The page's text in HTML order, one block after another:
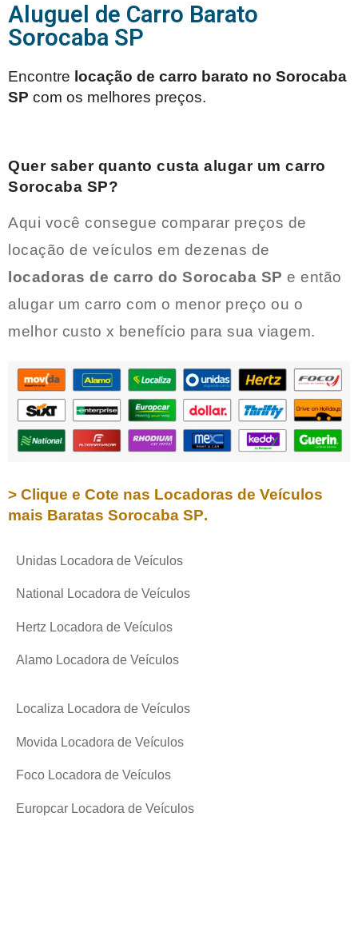
Aluguel de Carro Barato
Sorocaba SP
Encontre locação de carro barato no Sorocaba
SP com os melhores preços.
Quer saber quanto custa alugar um carro
Sorocaba SP?
Aqui você consegue comparar preços de
locação de veículos em dezenas de
locadoras de carro do Sorocaba SP e então
alugar um carro com o menor preço ou o
melhor custo x benefício para sua viagem.
> Clique e Cote nas Locadoras de Veículos
mais Baratas Sorocaba SP.
Unidas Locadora de Veículos
National Locadora de Veículos
Hertz Locadora de Veículos
Alamo Locadora de Veículos
Localiza Locadora de Veículos
Movida Locadora de Veículos
Foco Locadora de Veículos
Europcar Locadora de Veículos